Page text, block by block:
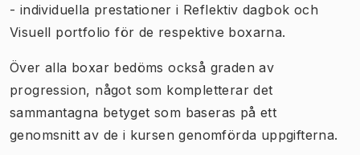
- individuella prestationer i Reflektiv dagbok och
Visuell portfolio för de respektive boxarna.
Över alla boxar bedöms också graden av
progression, något som kompletterar det
sammantagna betyget som baseras på ett
genomsnitt av de i kursen genomförda uppgifterna.